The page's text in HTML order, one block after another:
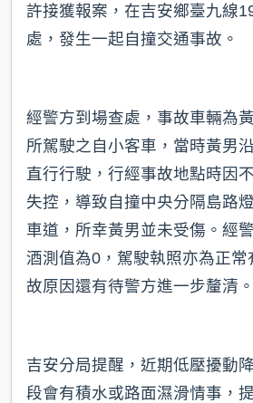
許接獲報案，在吉安鄉臺九線
處，發生一起自撞交通事故。
經警方到場查處，事故車輛為
所駕駛之自小客車，當時黃男
直行行駛，行經事故地點時因
失控，導致自撞中央分隔島路
車道，所幸黃男並未受傷。經
酒測值為0，駕駛執照亦為正常
故原因還有待警方進一步釐清。
吉安分局提醒，近期低壓擾動
段會有積水或路面濕滑情事，